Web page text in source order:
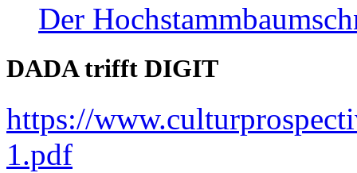
Der
DADA trifft DIGIT
https://
1.pdf